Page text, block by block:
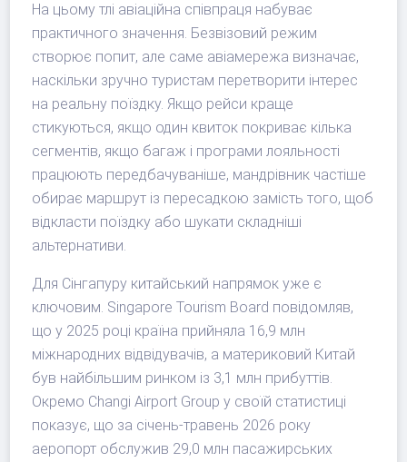
На цьому тлі авіаційна співпраця набуває
практичного значення. Безвізовий режим
створює попит, але саме авіамережа визначає,
наскільки зручно туристам перетворити інтерес
на реальну поїздку. Якщо рейси краще
стикуються, якщо один квиток покриває кілька
сегментів, якщо багаж і програми лояльності
працюють передбачуваніше, мандрівник частіше
обирає маршрут із пересадкою замість того, щоб
відкласти поїздку або шукати складніші
альтернативи.
Для Сінгапуру китайський напрямок уже є
ключовим. Singapore Tourism Board повідомляв,
що у 2025 році країна прийняла 16,9 млн
міжнародних відвідувачів, а материковий Китай
був найбільшим ринком із 3,1 млн прибуттів.
Окремо Changi Airport Group у своїй статистиці
показує, що за січень-травень 2026 року
аеропорт обслужив 29,0 млн пасажирських